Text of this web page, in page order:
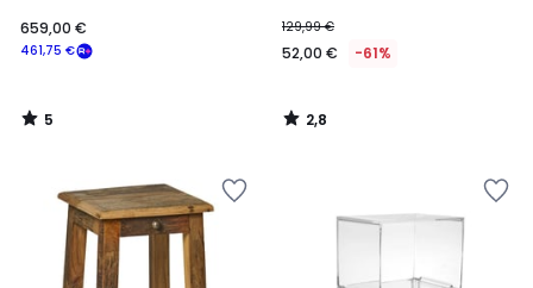
461,75 €
659,00 €
5
/
129,99 €
52,00 € -61%
2,8
/